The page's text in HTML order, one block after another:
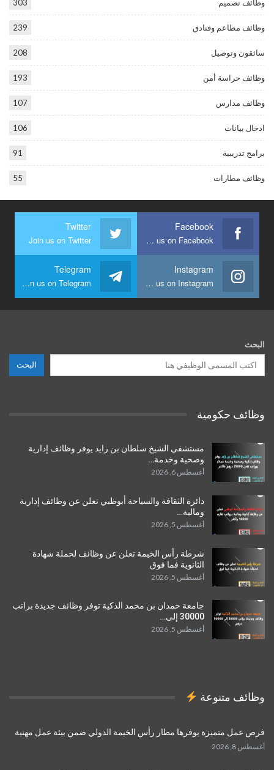
وظائف تصميم 303
وظائف مطاعم وفنادق 239
سائقون وتوصيل 208
وظائف حراسة أمن 193
وظائف مدارس 107
ادخال بيانات 106
برامج تدريبية 91
وظائف مطارات 55
Facebook
Join us on Facebook
Twitter
Join us on Twitter
Instagram
Join us on Instagram
Telegram
Join us on Telegram
البحث
البحث
وظائف حكومية
مستشفى الشيخ سلطان بن زايد يوفر وظائف إدارية
وصحية وخدمة…
أغسطس 6, 2026
دائرة الثقافة والسياحة أبوظبي تعلن عن وظائف إدارية
ومالية…
أغسطس 5, 2026
شرطة رأس الخيمة تعلن عن وظائف لحملة شهادة
الثانوية فما فوق
أغسطس 5, 2026
جامعة حمدان بن محمد الذكية توفر وظائف جديدة براتب
30000 إلى…
أغسطس 5, 2026
وظائف متنوعة
فرص عمل متميزة يوفرها مطار رأس الخيمة الدولي ضمن بيئة عمل مهنية
أغسطس 8, 2026